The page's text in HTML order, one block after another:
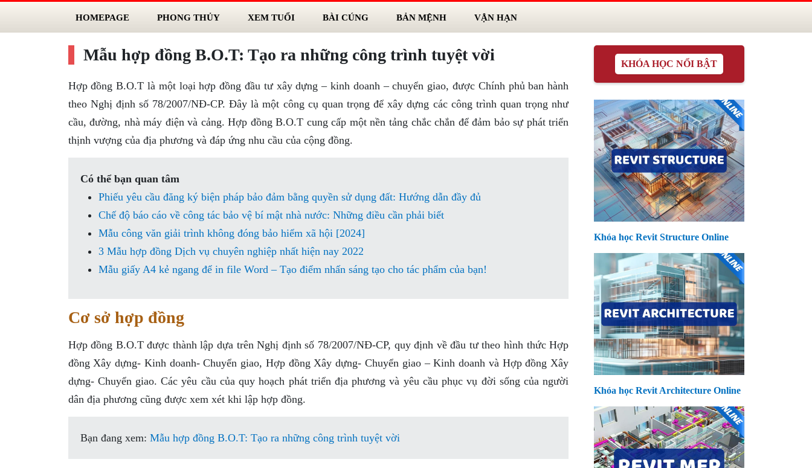
HOMEPAGE PHONG THỦY XEM TUỔI BÀI CÚNG BẢN MỆNH VẬN HẠN
Mẫu hợp đồng B.O.T: Tạo ra những công trình tuyệt vời
Hợp đồng B.O.T là một loại hợp đồng đầu tư xây dựng – kinh doanh – chuyển giao, được Chính phủ ban hành
theo Nghị định số 78/2007/NĐ-CP. Đây là một công cụ quan trọng để xây dựng các công trình quan trọng như
cầu, đường, nhà máy điện và cảng. Hợp đồng B.O.T cung cấp một nền tảng chắc chắn để đảm bảo sự phát triển
thịnh vượng của địa phương và đáp ứng nhu cầu của cộng đồng.
Có thể bạn quan tâm
Phiếu yêu cầu đăng ký biện pháp bảo đảm bằng quyền sử dụng đất: Hướng dẫn đầy đủ
Chế độ báo cáo về công tác bảo vệ bí mật nhà nước: Những điều cần phải biết
Mẫu công văn giải trình không đóng bảo hiểm xã hội [2024]
3 Mẫu hợp đồng Dịch vụ chuyên nghiệp nhất hiện nay 2022
Mẫu giấy A4 kẻ ngang để in file Word – Tạo điểm nhấn sáng tạo cho tác phẩm của bạn!
Cơ sở hợp đồng
Hợp đồng B.O.T được thành lập dựa trên Nghị định số 78/2007/NĐ-CP, quy định về đầu tư theo hình thức Hợp
đồng Xây dựng- Kinh doanh- Chuyển giao, Hợp đồng Xây dựng- Chuyển giao – Kinh doanh và Hợp đồng Xây
dựng- Chuyển giao. Các yêu cầu của quy hoạch phát triển địa phương và yêu cầu phục vụ đời sống của người
dân địa phương cũng được xem xét khi lập hợp đồng.
Bạn đang xem: Mẫu hợp đồng B.O.T: Tạo ra những công trình tuyệt vời
KHÓA HỌC NỔI BẬT
Khóa học Revit Structure Online
Khóa học Revit Architecture Online